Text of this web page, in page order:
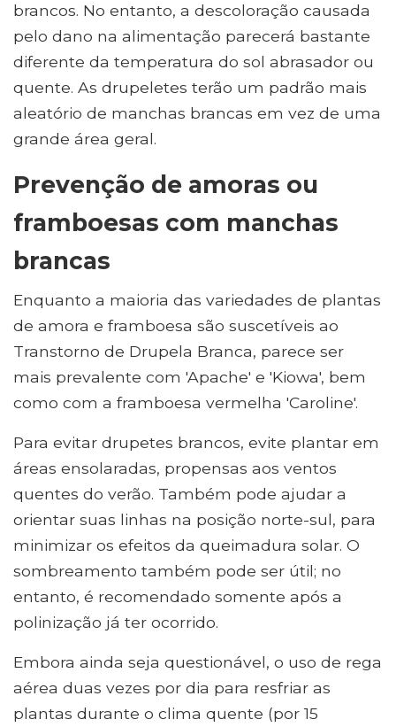
brancos. No entanto, a descoloração causada
pelo dano na alimentação parecerá bastante
diferente da temperatura do sol abrasador ou
quente. As drupeletes terão um padrão mais
aleatório de manchas brancas em vez de uma
grande área geral.
Prevenção de amoras ou
framboesas com manchas
brancas
Enquanto a maioria das variedades de plantas
de amora e framboesa são suscetíveis ao
Transtorno de Drupela Branca, parece ser
mais prevalente com 'Apache' e 'Kiowa', bem
como com a framboesa vermelha 'Caroline'.
Para evitar drupetes brancos, evite plantar em
áreas ensolaradas, propensas aos ventos
quentes do verão. Também pode ajudar a
orientar suas linhas na posição norte-sul, para
minimizar os efeitos da queimadura solar. O
sombreamento também pode ser útil; no
entanto, é recomendado somente após a
polinização já ter ocorrido.
Embora ainda seja questionável, o uso de rega
aérea duas vezes por dia para resfriar as
plantas durante o clima quente (por 15